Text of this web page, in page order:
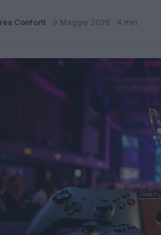
Conforti · 9 Maggio 2026 · 4 min